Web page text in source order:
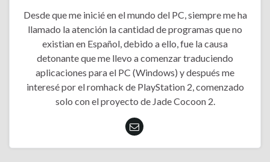
Desde que me inicié en el mundo del PC, siempre me ha
llamado la atención la cantidad de programas que no
existian en Español, debido a ello, fue la causa
detonante que me llevo a comenzar traduciendo
aplicaciones para el PC (Windows) y después me
interesé por el romhack de PlayStation 2, comenzado
solo con el proyecto de Jade Cocoon 2.